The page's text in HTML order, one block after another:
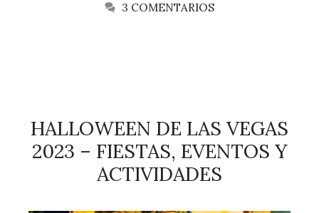
3 COMENTARIOS
HALLOWEEN DE LAS VEGAS
2023 – FIESTAS, EVENTOS Y
ACTIVIDADES